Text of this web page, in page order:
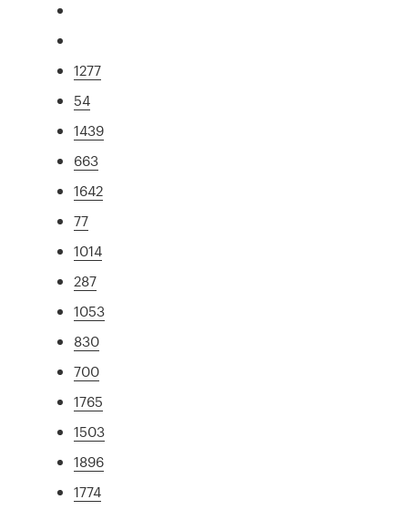
1277
54
1439
663
1642
77
1014
287
1053
830
700
1765
1503
1896
1774